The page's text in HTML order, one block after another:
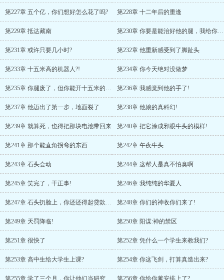
第227章 五个亿，你们想好怎么花了吗? 第228章 十二年后的重逢
第229章 抵达藏南 第230章 你要是能治好他的腿，我给你磕一个
第231章 或许只要几小时? 第232章 他重新感受到了脚趾头
第233章 十五米高的机器人?! 第234章 你今天绝对没做梦
第235章 你腿废了，但你能开十五米的高达 第236章 我感觉到他的手了!
第237章 他迈出了第一步，地面裂了 第238章 他娘的真科幻!
第239章 就算死，也得把那块电池带回来 第240章 把它涂成邪眼牛头的模样!
第241章 那个能直角拐弯的东西 第242章 午夜牛头
第243章 石头会动 第244章 这帮人是真不怕臭啊
第245章 笑完了，干正事! 第246章 我纯纯的华夏人
第247章 石头扔脸上，你还还得起贷款吗? 第248章 你们的神收你们来了!
第249章 天罚降临! 第250章 阳谋:神的禁区
第251章 很快了 第252章 凭什么一个学生来教我们?
第253章 高中生给大学生上课? 第254章 你这飞剑，打算真造出来?
第255章 学了三个月，你让他们当研究生? 第256章 你给你爹安排上了?